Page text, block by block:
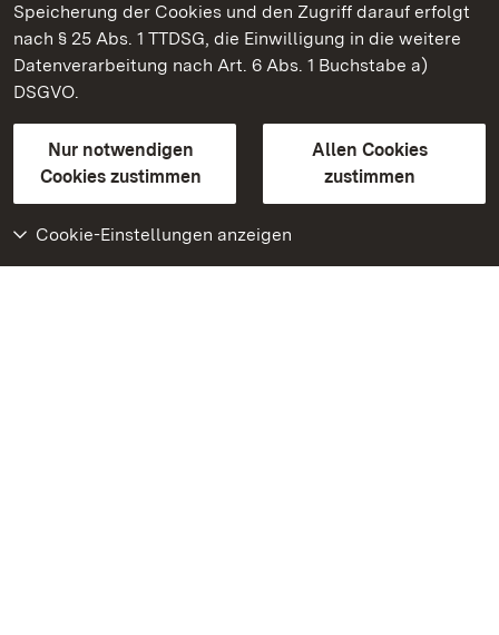
Speicherung der Cookies und den Zugriff darauf erfolgt
nach § 25 Abs. 1 TTDSG, die Einwilligung in die weitere
Datenverarbeitung nach Art. 6 Abs. 1 Buchstabe a)
DSGVO.
Nur notwendigen
Cookies zustimmen
Allen Cookies
zustimmen
Cookie-Einstellungen anzeigen
Staatliche Schlösser und Gärten Baden-Württemberg
Kontakt
GebärdenspracheLeichte Sprache
Erklärung zur Barrierefreiheit
BITV-konform (geprüfte Seiten)
Weiteres